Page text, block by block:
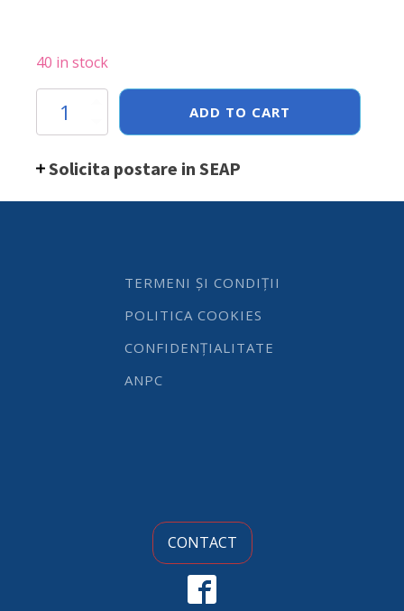
40 in stock
Feliator
pentru
legume
'Mandoline'
ADD TO CART
Solicita postare in SEAP
TERMENI ȘI CONDIȚII
POLITICA COOKIES
CONFIDENȚIALITATE
ANPC
CONTACT